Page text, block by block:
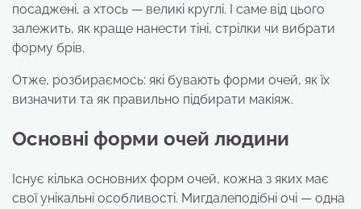
посаджені, а хтось — великі круглі. І саме від цього
залежить, як краще нанести тіні, стрілки чи вибрати
форму брів.
Отже, розбираємось: які бувають форми очей, як їх
визначити та як правильно підбирати макіяж.
Основні форми очей людини
Існує кілька основних форм очей, кожна з яких має
свої унікальні особливості. Мигдалеподібні очі — одна